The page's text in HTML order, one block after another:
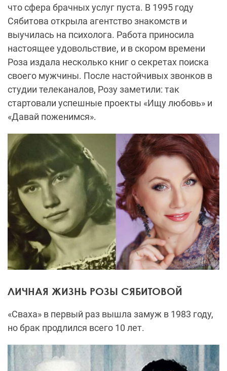
что сфера брачных услуг пуста. В 1995 году
Сябитова открыла агентство знакомств и
выучилась на психолога. Работа приносила
настоящее удовольствие, и в скором времени
Роза издала несколько книг о секретах поиска
своего мужчины. После настойчивых звонков в
студии телеканалов, Розу заметили: так
стартовали успешные проекты «Ищу любовь» и
«Давай поженимся».
ЛИЧНАЯ ЖИЗНЬ РОЗЫ СЯБИТОВОЙ
«Сваха» в первый раз вышла замуж в 1983 году,
но брак продлился всего 10 лет.